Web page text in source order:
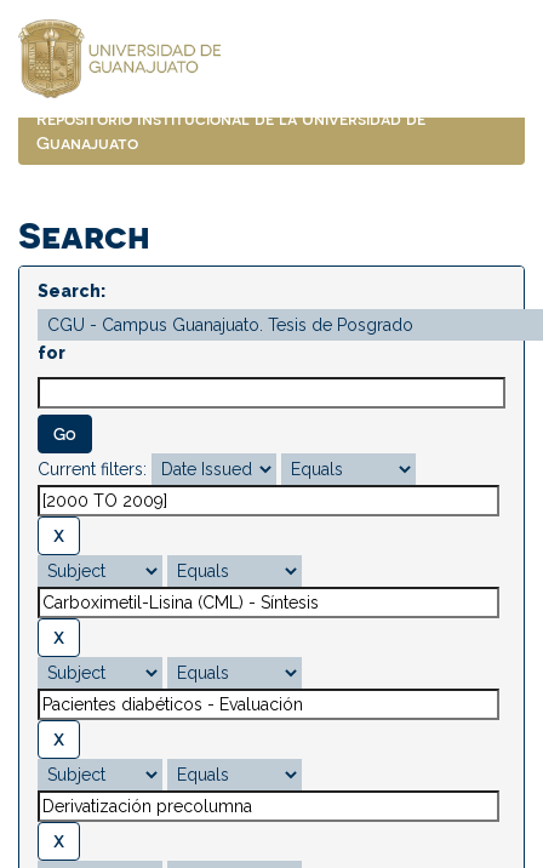
navigation
Repositorio Institucional de la Universidad de
Guanajuato
Search
Search:
for
Current filters: